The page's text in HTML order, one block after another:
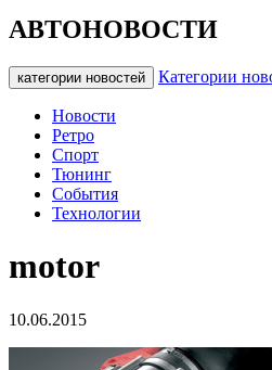
АВТОНОВОСТИ
категории новостей Категории
Новости
Ретро
Спорт
Тюнинг
События
Технологии
motor
10.06.2015